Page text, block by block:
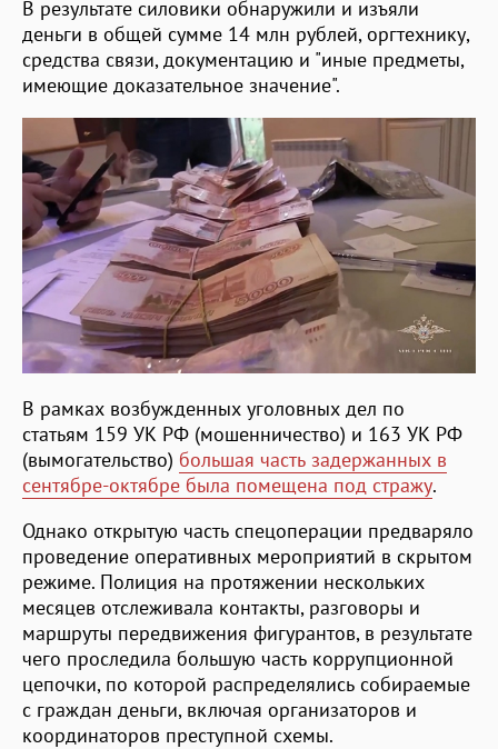
В результате силовики обнаружили и изъяли
деньги в общей сумме 14 млн рублей, оргтехнику,
средства связи, документацию и "иные предметы,
имеющие доказательное значение".
В рамках возбужденных уголовных дел по
статьям 159 УК РФ (мошенничество) и 163 УК РФ
(вымогательство) большая часть задержанных в
сентябре-октябре была помещена под стражу.
Однако открытую часть спецоперации предваряло
проведение оперативных мероприятий в скрытом
режиме. Полиция на протяжении нескольких
месяцев отслеживала контакты, разговоры и
маршруты передвижения фигурантов, в результате
чего проследила большую часть коррупционной
цепочки, по которой распределялись собираемые
с граждан деньги, включая организаторов и
координаторов преступной схемы.